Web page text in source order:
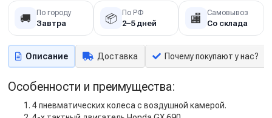
🚚 По городу
Завтра 📦 По РФ
2–5 дней 🏬 Самовывоз
Со склада
Описание Доставка Почему покупают у нас?
Особенности и преимущества:
4 пневматических колеса с воздушной камерой.